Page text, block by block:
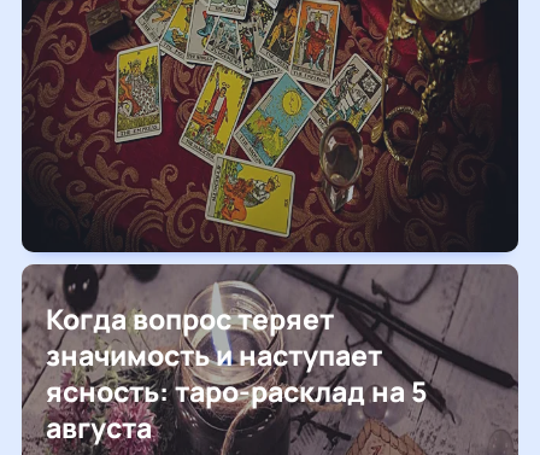
Когда вопрос теряет
значимость и наступает
ясность: таро-расклад на 5
августа